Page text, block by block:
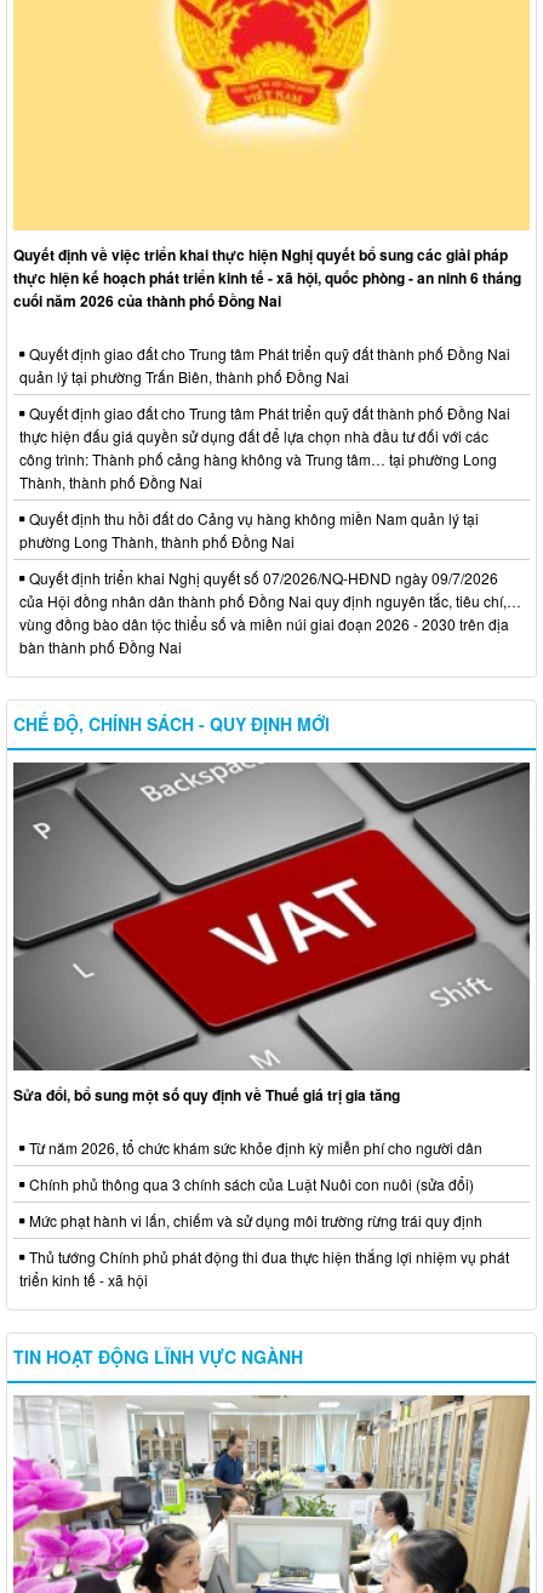
Quyết định về việc triển khai thực hiện Nghị quyết bổ sung các giải pháp
thực hiện kế hoạch phát triển kinh tế - xã hội, quốc phòng - an ninh 6 tháng
cuối năm 2026 của thành phố Đồng Nai
Quyết định giao đất cho Trung tâm Phát triển quỹ đất thành phố Đồng Nai
quản lý tại phường Trấn Biên, thành phố Đồng Nai
Quyết định giao đất cho Trung tâm Phát triển quỹ đất thành phố Đồng Nai
thực hiện đấu giá quyền sử dụng đất để lựa chọn nhà đầu tư đối với các
công trình: Thành phố cảng hàng không và Trung tâm… tại phường Long
Thành, thành phố Đồng Nai
Quyết định thu hồi đất do Cảng vụ hàng không miền Nam quản lý tại
phường Long Thành, thành phố Đồng Nai
Quyết định triển khai Nghị quyết số 07/2026/NQ-HĐND ngày 09/7/2026
của Hội đồng nhân dân thành phố Đồng Nai quy định nguyên tắc, tiêu chí,…
vùng đồng bào dân tộc thiểu số và miền núi giai đoạn 2026 - 2030 trên địa
bàn thành phố Đồng Nai
CHẾ ĐỘ, CHÍNH SÁCH - QUY ĐỊNH MỚI
Sửa đổi, bổ sung một số quy định về Thuế giá trị gia tăng
Từ năm 2026, tổ chức khám sức khỏe định kỳ miễn phí cho người dân
Chính phủ thông qua 3 chính sách của Luật Nuôi con nuôi (sửa đổi)
Mức phạt hành vi lấn, chiếm và sử dụng môi trường rừng trái quy định
Thủ tướng Chính phủ phát động thi đua thực hiện thắng lợi nhiệm vụ phát
triển kinh tế - xã hội
TIN HOẠT ĐỘNG LĨNH VỰC NGÀNH